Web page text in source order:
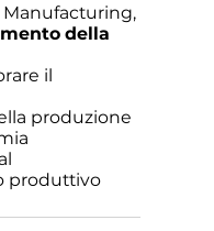
della
il
produzione
produttivo